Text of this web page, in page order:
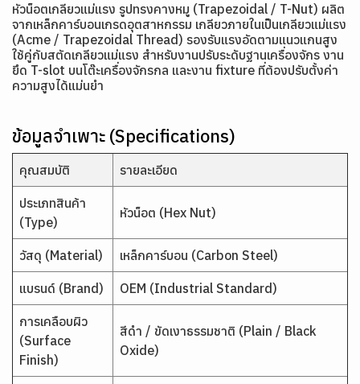
หัวน็อตเกลียวแม่แรง รูปทรงคางหมู (Trapezoidal / T-Nut) ผลิต
จากเหล็กคาร์บอนเกรดอุตสาหกรรม เกลียวภายในเป็นเกลียวแม่แรง
(Acme / Trapezoidal Thread) รองรับแรงอัดตามแนวแกนสูง
ใช้คู่กับสตัดเกลียวแม่แรง สำหรับงานปรับระดับฐานเครื่องจักร งาน
ยึด T-slot บนโต๊ะเครื่องจักรกล และงาน fixture ที่ต้องปรับตั้งค่า
ความสูงได้แม่นยำ
ข้อมูลจำเพาะ (Specifications)
คุณสมบัติ รายละเอียด
ประเภทสินค้า
(Type)
หัวน็อต (Hex Nut)
วัสดุ (Material) เหล็กคาร์บอน (Carbon Steel)
แบรนด์ (Brand) OEM (Industrial Standard)
การเคลือบผิว
(Surface
Finish)
สีดำ / ขัดเงาธรรมชาติ (Plain / Black
Oxide)